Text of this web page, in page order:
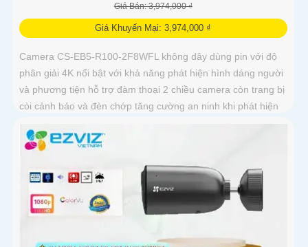
Giá Bán: 3,974,000 ₫
Giá Khuyến Mại: 3,974,000 ₫
Camera CS-EB5-R100-2F8WFL không dây dùng pin với độ
phân giải 4K nổi bật với khả năng phát hiện hình dáng người
và phương tiện hỗ trợ đàm thoại 2 chiều camera còn trang bị
còi cảnh báo và đèn chớp tăng cường an ninh khi phát hiện
và pin sạc đạt chuẩn IP65 chống nước và bụi giúp hoạt động